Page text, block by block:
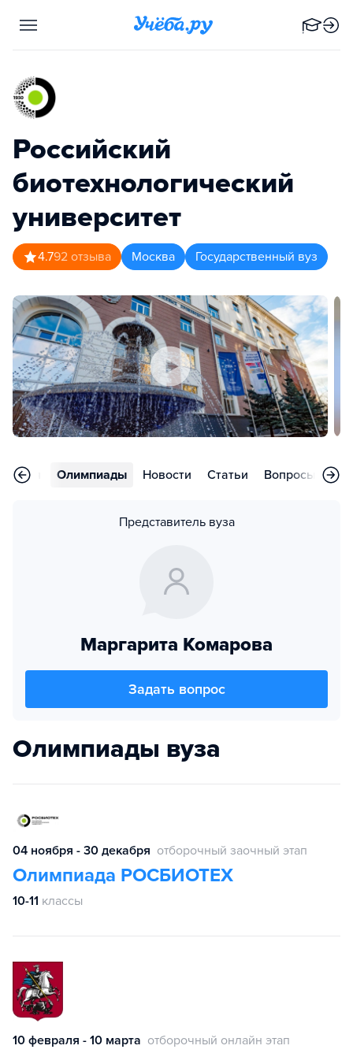
Российский
биотехнологический
университет
4.792 отзыва Москва Государственный вуз
Олимпиады Новости Статьи Вопросы
Представитель вуза
Маргарита Комарова
Задать вопрос
Олимпиады вуза
04 ноября - 30 декабря отборочный заочный этап
Олимпиада РОСБИОТЕХ
10-11 классы
10 февраля - 10 марта отборочный онлайн этап